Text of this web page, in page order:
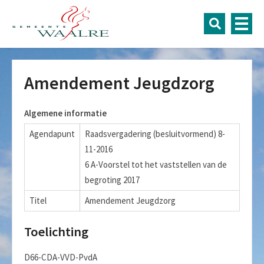
Amendement Jeugdzorg
Algemene informatie
Agendapunt
Raadsvergadering (besluitvormend) 8-
11-2016
6 A-Voorstel tot het vaststellen van de
begroting 2017
Titel
Amendement Jeugdzorg
Toelichting
D66-CDA-VVD-PvdA